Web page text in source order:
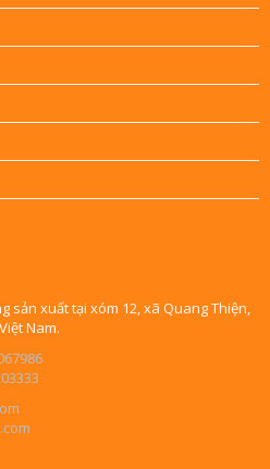
sản xuất tại xóm 12, xã Quang Thiện,
Nam.